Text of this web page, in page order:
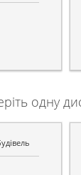
одну